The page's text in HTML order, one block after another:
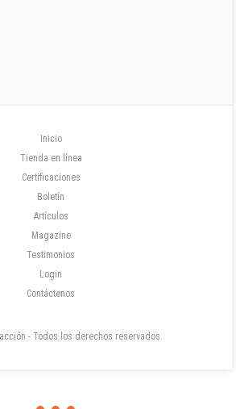
Inicio
Tienda en línea
Certificaciones
Boletín
Artículos
Magazine
Testimonios
Login
Contáctenos
- Todos los derechos reservados.